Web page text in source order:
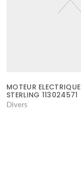
MOTEUR ELECTRIQUE
STERLING 113024571
Divers